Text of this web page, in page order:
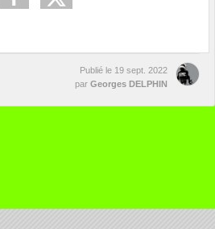
Publié le 19 sept. 2022
par Georges DELPHIN